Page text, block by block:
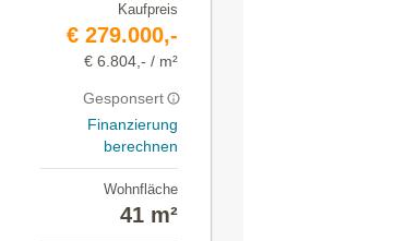
Kaufpreis
€ 279.000,-
€ 6.804,- / m²
Gesponsert
Finanzierung
berechnen
Wohnfläche
41 m²